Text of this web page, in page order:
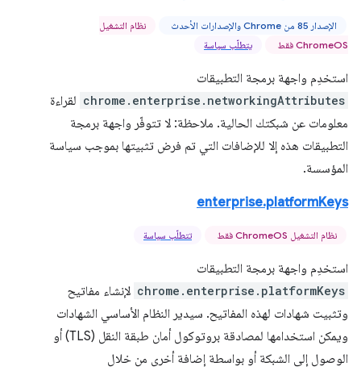
الإصدار 85 من Chrome والإصدارات الأحدث
نظام التشغيل
ChromeOS فقط
يتطلّب سياسة
استخدِم واجهة برمجة التطبيقات
chrome.enterprise.networkingAttributes لقراءة
معلومات عن شبكتك الحالية. ملاحظة: لا تتوفّر واجهة برمجة
التطبيقات هذه إلا للإضافات التي تم فرض تثبيتها بموجب سياسة
المؤسسة.
enterprise.platformKeys
نظام التشغيل ChromeOS فقط تتطلّب سياسة
استخدِم واجهة برمجة التطبيقات
chrome.enterprise.platformKeys لإنشاء مفاتيح
وتثبيت شهادات لهذه المفاتيح. سيدير النظام الأساسي الشهادات
ويمكن استخدامها لمصادقة بروتوكول أمان طبقة النقل (TLS) أو
الوصول إلى الشبكة أو بواسطة إضافة أخرى من خلال